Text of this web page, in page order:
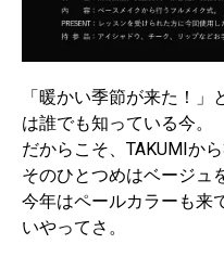
「暖かい季節が来た！
は誰でも知っている今。
だからこそ、TAKUMIか
そのひとつめはベージュ
今年はペールカラーも来
いやってさ。